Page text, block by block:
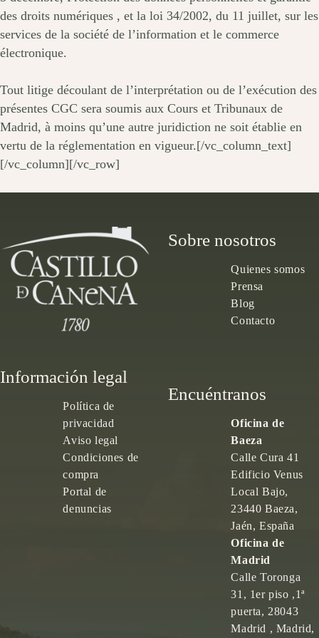
des droits numériques , et la loi 34/2002, du 11 juillet, sur les
services de la société de l’information et le commerce
électronique.
Tout litige découlant de l’interprétation ou de l’exécution des
présentes CGC sera soumis aux Cours et Tribunaux de
Madrid, à moins qu’une autre juridiction ne soit établie en
vertu de la réglementation en vigueur.[/vc_column_text]
[/vc_column][/vc_row]
Sobre nosotros
Quienes somos
Prensa
Blog
Contacto
Información legal
Política de
privacidad
Aviso legal
Condiciones de
compra
Portal de
denuncias
Encuéntranos
Oficina de
Baeza
Calle Cura 41
Edificio Venus
Local Bajo,
23440 Baeza,
Jaén, España
Oficina de
Madrid
Calle Toronga
31, 1er piso ,1ª
puerta, 28043
Madrid , Madrid,